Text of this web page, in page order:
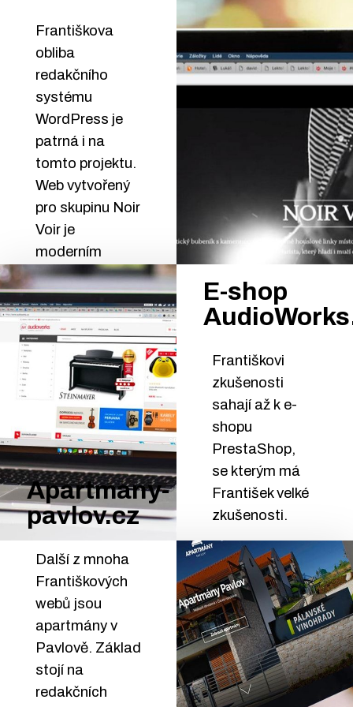
Františkova
obliba
redakčního
systému
WordPress je
patrná i na
tomto projektu.
Web vytvořený
pro skupinu Noir
Voir je
moderním
webem, který
vypadá
výborně!
E-shop
Františkovi
zkušenosti
sahají až k e-
shopu
PrestaShop,
se kterým má
František velké
zkušenosti.
Apartmany-
pavlov.cz
Další z mnoha
Františkových
webů jsou
apartmány v
Pavlově. Základ
stojí na
redakčních